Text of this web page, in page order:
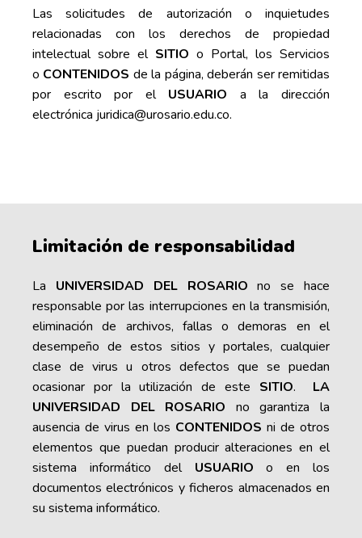
Las solicitudes de autorización o inquietudes
relacionadas con los derechos de propiedad
intelectual sobre el SITIO o Portal, los Servicios
o CONTENIDOS de la página, deberán ser remitidas
por escrito por el USUARIO a la dirección
electrónica juridica@urosario.edu.co.
Limitación de responsabilidad
La UNIVERSIDAD DEL ROSARIO no se hace
responsable por las interrupciones en la transmisión,
eliminación de archivos, fallas o demoras en el
desempeño de estos sitios y portales, cualquier
clase de virus u otros defectos que se puedan
ocasionar por la utilización de este SITIO. LA
UNIVERSIDAD DEL ROSARIO no garantiza la
ausencia de virus en los CONTENIDOS ni de otros
elementos que puedan producir alteraciones en el
sistema informático del USUARIO o en los
documentos electrónicos y ficheros almacenados en
su sistema informático.